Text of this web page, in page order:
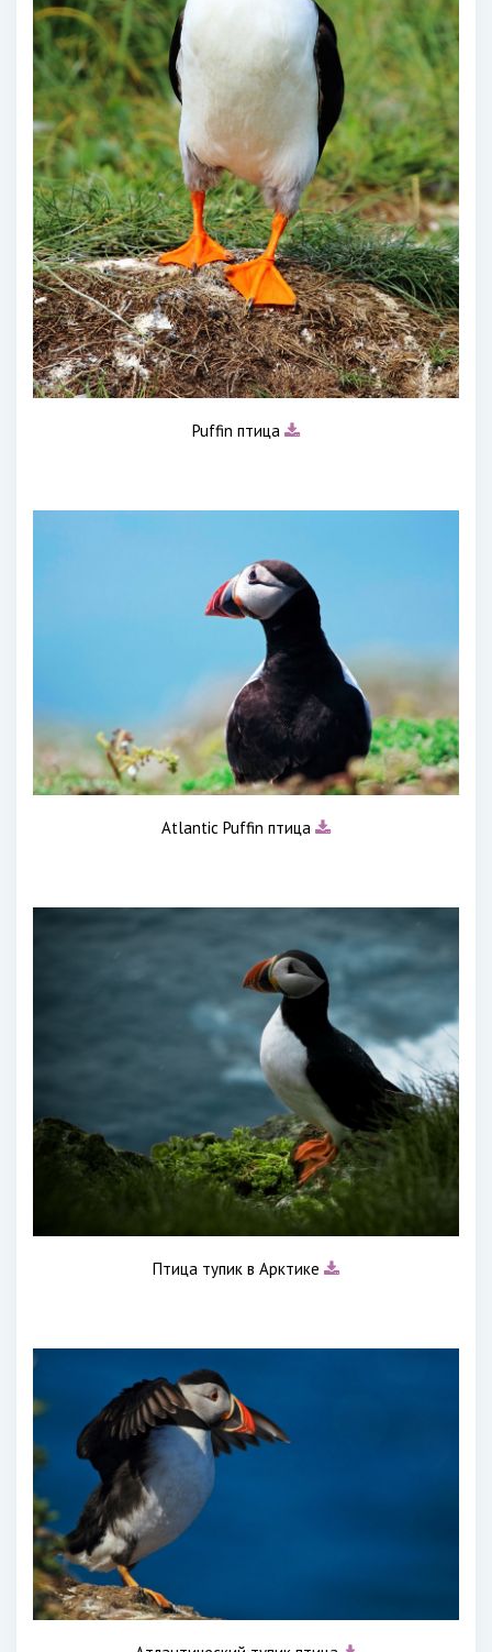
Puffin птица
Atlantic Puffin птица
Птица тупик в Арктике